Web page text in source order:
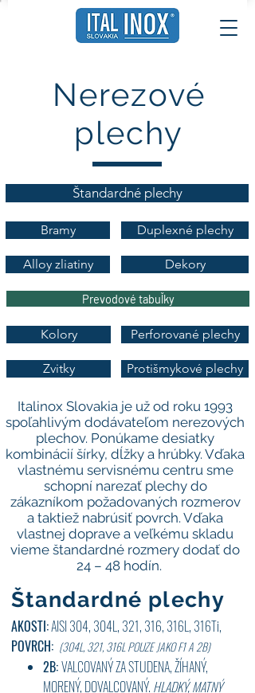
Nerezové
plechy
Štandardné plechy
Bramy
Alloy zliatiny
Duplexné plechy
Dekory
Prevodové tabuľky
Kolory
Zvitky
Perforované plechy
Protišmykové plechy
Italinox Slovakia je už od roku 1993
spoľahlivým dodávateľom nerezových
plechov. Ponúkame desiatky
kombinácií šírky, dĺžky a hrúbky. Vďaka
vlastnému servisnému centru sme
schopní narezať plechy do
zákazníkom požadovaných rozmerov
a taktiež nabrúsiť povrch. Vďaka
vlastnej doprave a veľkému skladu
vieme štandardné rozmery dodať do
24 – 48 hodín.
Štandardné plechy
AKOSTI:AISI 304, 304L, 321, 316, 316L, 316Ti,
POVRCH: (304L, 321, 316L POUZE JAKO F1 A 2B)
2B:VALCOVANÝ ZA STUDENA, ŽÍHANÝ,
MORENÝ, DOVALCOVANÝ. HLADKÝ,MATNÝ